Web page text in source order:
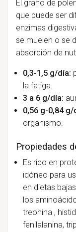
El grano de
que puede ser
enzimas
se muelen o se
absorción de
0,3-1,5 g/día:
la fatiga.
3 a 6 g/día:
0,56 g-0,84 g/
organismo.
Propiedades
Es rico en
idóneo para
en dietas
los
treonina ,
fenilalanina,